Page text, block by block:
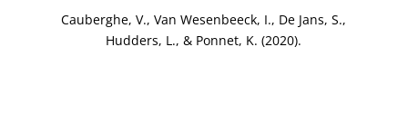
Cauberghe, V., Van Wesenbeeck, I., De Jans, S.,
Hudders, L., & Ponnet, K. (2020).